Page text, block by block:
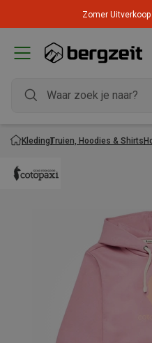
Zomer
KledingTruien, Hoodies & Shirts